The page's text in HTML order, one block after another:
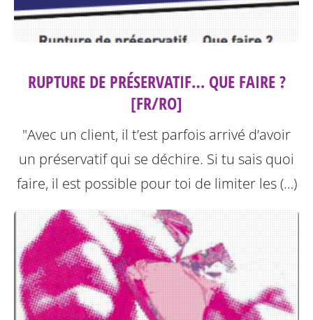
RUPTURE DE PRÉSERVATIF… QUE FAIRE ?
[FR/RO]
"Avec un client, il t’est parfois arrivé d’avoir
un préservatif qui se déchire. Si tu sais quoi
faire, il est possible pour toi de limiter les (…)